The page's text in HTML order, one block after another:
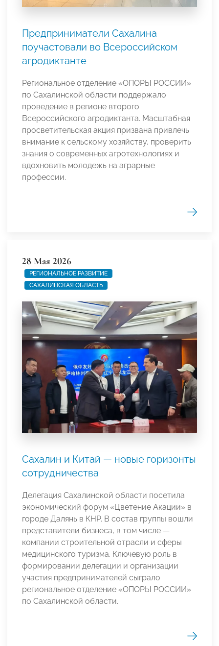
Предприниматели Сахалина
поучастовали во Всероссийском
агродиктанте
Региональное отделение «ОПОРЫ РОССИИ»
по Сахалинской области поддержало
проведение в регионе второго
Всероссийского агродиктанта. Масштабная
просветительская акция призвана привлечь
внимание к сельскому хозяйству, проверить
знания о современных агротехнологиях и
вдохновить молодежь на аграрные
профессии.
28 Мая 2026
РЕГИОНАЛЬНОЕ РАЗВИТИЕ
САХАЛИНСКАЯ ОБЛАСТЬ
Сахалин и Китай — новые горизонты
сотрудничества
Делегация Сахалинской области посетила
экономический форум «Цветение Акации» в
городе Далянь в КНР. В состав группы вошли
представители бизнеса, в том числе —
компании строительной отрасли и сферы
медицинского туризма. Ключевую роль в
формировании делегации и организации
участия предпринимателей сыграло
региональное отделение «ОПОРЫ РОССИИ»
по Сахалинской области.